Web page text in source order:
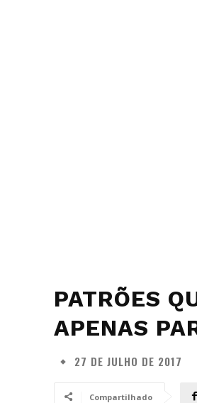
PATRÕES
APENAS
27 DE JULHO DE 2017
Compartilhado